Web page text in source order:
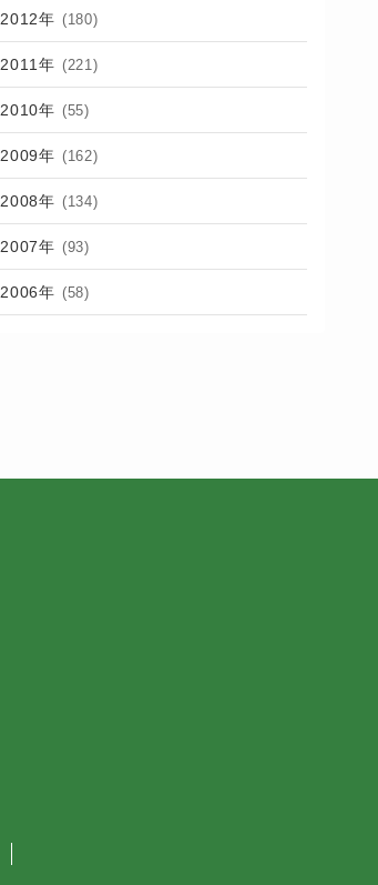
2012年 (180)
2011年 (221)
2010年 (55)
2009年 (162)
2008年 (134)
2007年 (93)
2006年 (58)